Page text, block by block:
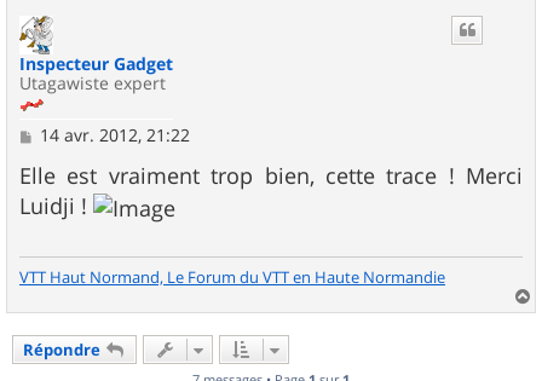
Inspecteur Gadget
Utagawiste expert
M
s
s
a
14 avr. 2012, 21:22
Elle est vraiment trop bien, cette trace ! Merci
Luidji !
VTT Haut Normand, Le Forum du VTT en Haute Normandie
a
Répondre